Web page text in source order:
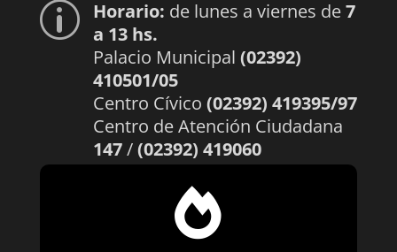
p Horario: de lunes a viernes de7
a 13 hs.
Palacio Municipal (02392)
410501/05
Centro Cívico (02392) 419395/97
Centro de Atención Ciudadana
147/(02392) 419060
